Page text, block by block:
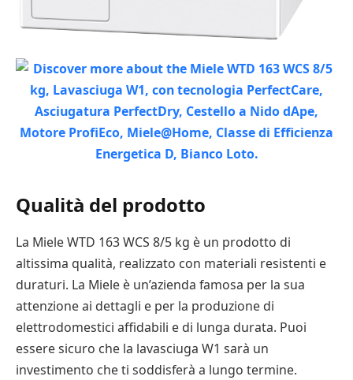
Qualità del prodotto
La Miele WTD 163 WCS 8/5 kg è un prodotto di
altissima qualità, realizzato con materiali resistenti e
duraturi. La Miele è un’azienda famosa per la sua
attenzione ai dettagli e per la produzione di
elettrodomestici affidabili e di lunga durata. Puoi
essere sicuro che la lavasciuga W1 sarà un
investimento che ti soddisferà a lungo termine.